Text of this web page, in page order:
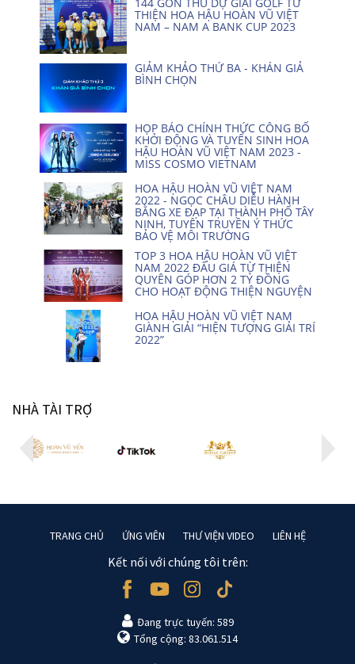
THIỆN HOA HẬU HOÀN VŨ VIỆT
NAM – NAM A BANK CUP 2023
GIẢM KHẢO THỨ BA - KHÁN GIẢ
BÌNH CHỌN
HỌP BÁO CHÍNH THỨC CÔNG BỐ
KHỞI ĐỘNG VÀ TUYỂN SINH HOA
HẬU HOÀN VŨ VIỆT NAM 2023 -
MISS COSMO VIETNAM
HOA HẬU HOÀN VŨ VIỆT NAM
2022 - NGỌC CHÂU DIỄU HÀNH
BẰNG XE ĐẠP TẠI THÀNH PHỐ TÂY
NINH, TUYÊN TRUYỀN Ý THỨC
BẢO VỆ MÔI TRƯỜNG
TOP 3 HOA HẬU HOÀN VŨ VIỆT
NAM 2022 ĐẤU GIÁ TỪ THIỆN
QUYÊN GÓP HƠN 2 TỶ ĐỒNG
CHO HOẠT ĐỘNG THIỆN NGUYỆN
HOA HẬU HOÀN VŨ VIỆT NAM
GIÀNH GIẢI “HIỆN TƯỢNG GIẢI TRÍ
2022”
NHÀ TÀI TRỢ
TRANG CHỦ ỨNG VIÊN THƯ VIỆN VIDEO LIÊN HỆ
Kết nối với chúng tôi trên:
Đang trực tuyến: 589
Tổng cộng: 83.061.514